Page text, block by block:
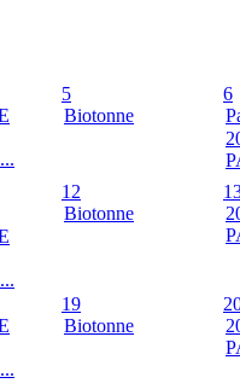
5
Biotonne
6
12
Biotonne
19
Biotonne